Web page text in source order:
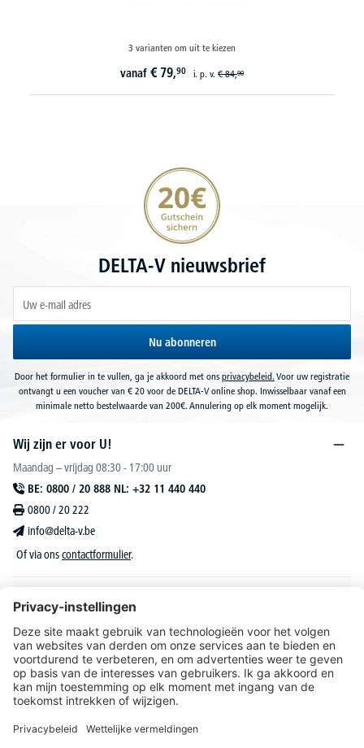
3 varianten om uit te kiezen
79,90 i. p. v.€ 84,90
20€ korting verzekeren
DELTA-V nieuwsbrief
Nu abonneren
Door het formulier in te vullen, ga je akkoord met ons privacybeleid. Voor uw registratie
ontvangt u een voucher van € 20 voor de DELTA-V online shop. Inwisselbaar vanaf een
minimale netto bestelwaarde van 200€. Annulering op elk moment mogelijk.
Wij zijn er voor U!
Maandag – vrijdag 08:30 - 17:00 uur
BE: 0800 / 20 888 NL: +32 11 440 440
0800 / 20 222
info@delta-v.be
Of via onscontactformulier.
DELTA-V Lucas
Klantenservice
Over DELTA-V